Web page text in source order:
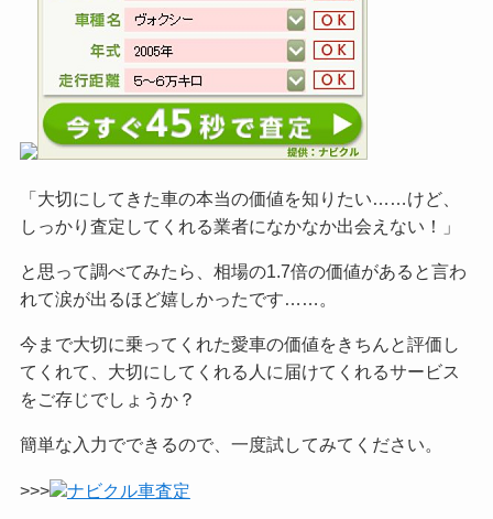
「大切にしてきた車の本当の価値を知りたい……けど、
しっかり査定してくれる業者になかなか出会えない！」
と思って調べてみたら、相場の1.7倍の価値があると言わ
れて涙が出るほど嬉しかったです……。
今まで大切に乗ってくれた愛車の価値をきちんと評価し
てくれて、大切にしてくれる人に届けてくれるサービス
をご存じでしょうか？
簡単な入力でできるので、一度試してみてください。
>>> ナビクル車査定